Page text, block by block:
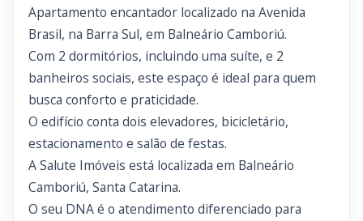
Apartamento encantador localizado na Avenida
Brasil, na Barra Sul, em Balneário Camboriú.
Com 2 dormitórios, incluindo uma suíte, e 2
banheiros sociais, este espaço é ideal para quem
busca conforto e praticidade.
O edifício conta dois elevadores, bicicletário,
estacionamento e salão de festas.
A Salute Imóveis está localizada em Balneário
Camboriú, Santa Catarina.
O seu DNA é o atendimento diferenciado para